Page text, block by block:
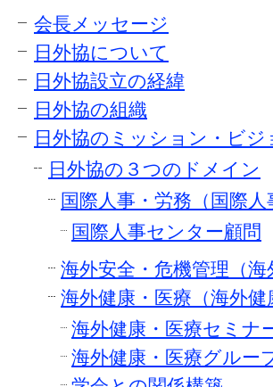
会長メッセージ
日外協について
日外協設立の経緯
日外協の組織
日外協のミッション・ビ
日外協の３つのドメイン
国際人事・労務（国際
国際人事センター顧問
海外安全・危機管理（
海外健康・医療（海外
海外健康・医療セミナ
海外健康・医療グルー